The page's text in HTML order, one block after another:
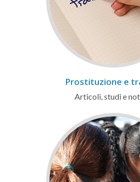
Prostituzione e
Articoli, studi e